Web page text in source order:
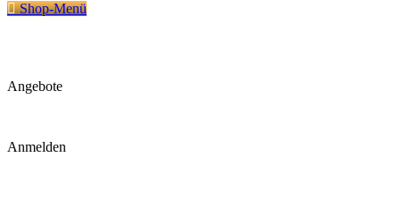
Shop-Menü
Angebote
Anmelden